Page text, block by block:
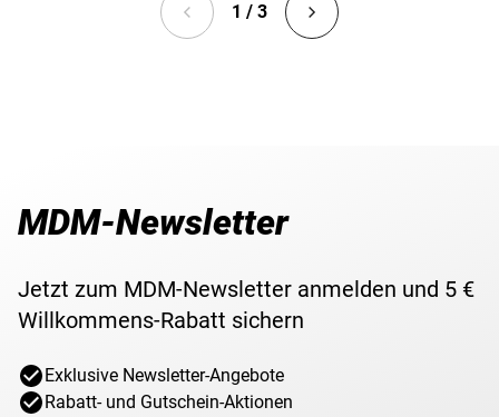
1 / 3
MDM-Newsletter
Jetzt zum MDM-Newsletter anmelden und 5 €
Willkommens-Rabatt sichern
Exklusive Newsletter-Angebote
Rabatt- und Gutschein-Aktionen